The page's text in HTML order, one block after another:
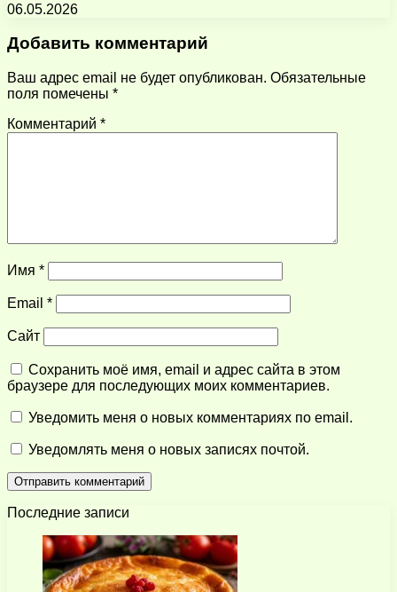
06.05.2026
Добавить комментарий
Ваш адрес email не будет опубликован. Обязательные
поля помечены *
Комментарий *
Имя *
Email *
Сайт
Сохранить моё имя, email и адрес сайта в этом
браузере для последующих моих комментариев.
Уведомить меня о новых комментариях по email.
Уведомлять меня о новых записях почтой.
Последние записи